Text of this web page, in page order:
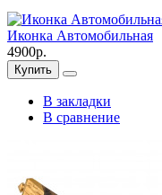
Иконка Автомобильная
4900р.
Купить
В закладки
В сравнение